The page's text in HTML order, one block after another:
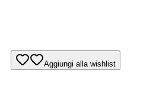
Aggiungi alla wishlist